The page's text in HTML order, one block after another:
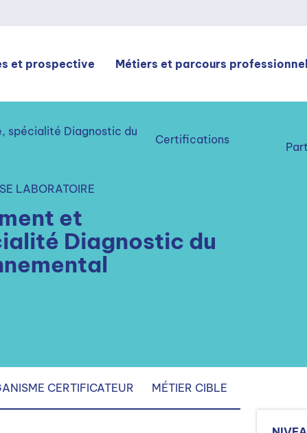
et prospective Métiers et parcours
spécialité Diagnostic du
Certifications
LABORATOIRE
et
Diagnostic du
CERTIFICATEUR MÉTIER CIBLE